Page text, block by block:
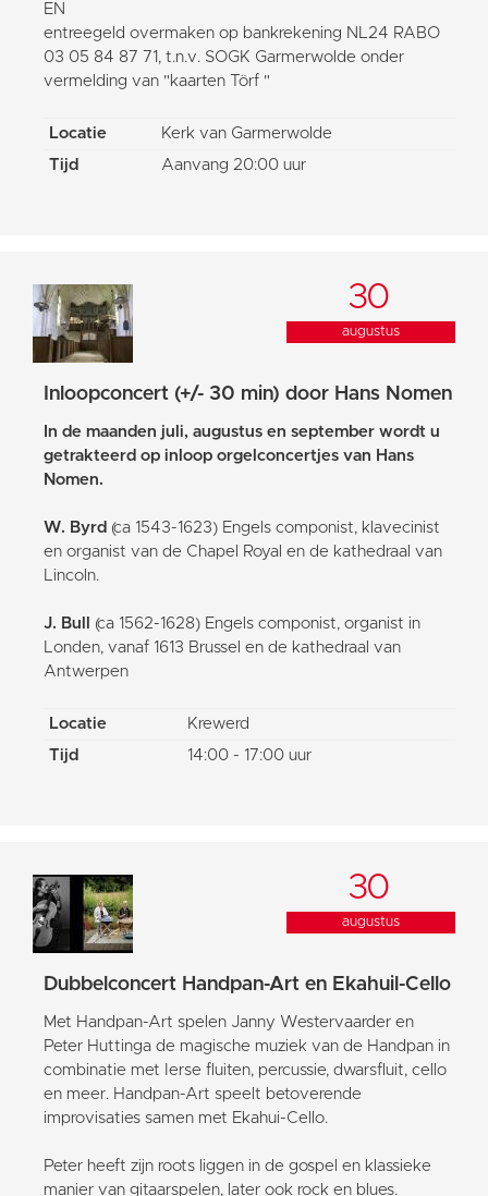
EN
entreegeld overmaken op bankrekening NL24 RABO
03 05 84 87 71, t.n.v. SOGK Garmerwolde onder
vermelding van "kaarten Törf "
Locatie
Kerk van Garmerwolde
Tijd
Aanvang 20:00 uur
30
augustus
Inloopconcert (+/- 30 min) door Hans Nomen
In de maanden juli, augustus en september wordt u
getrakteerd op inloop orgelconcertjes van Hans
Nomen.
W. Byrd (ca 1543-1623) Engels componist, klavecinist
en organist van de Chapel Royal en de kathedraal van
Lincoln.
J. Bull
(ca 1562-1628) Engels componist, organist in
Londen, vanaf 1613 Brussel en de kathedraal van
Antwerpen
Locatie
Krewerd
Tijd
14:00 - 17:00 uur
30
augustus
Dubbelconcert Handpan-Art en Ekahuil-Cello
Met Handpan-Art spelen Janny Westervaarder en
Peter Huttinga de magische muziek van de Handpan in
combinatie met Ierse fluiten, percussie, dwarsfluit, cello
en meer. Handpan-Art speelt betoverende
improvisaties samen met Ekahui-Cello.
Peter heeft zijn roots liggen in de gospel en klassieke
manier van gitaarspelen, later ook rock en blues.